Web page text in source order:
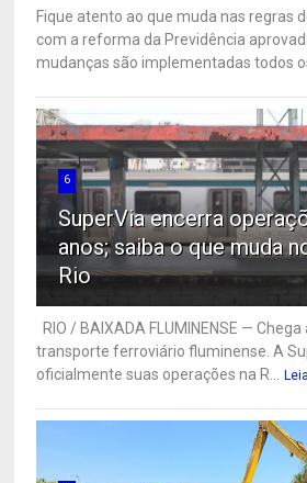
Fique atento ao que muda nas regras
com a reforma da Previdência
mudanças são implementadas todos
6
SuperVia encerra
anos; saiba o que muda
Rio
RIO / BAIXADA FLUMINENSE —
transporte ferroviário fluminense. A
oficialmente suas operações na R...